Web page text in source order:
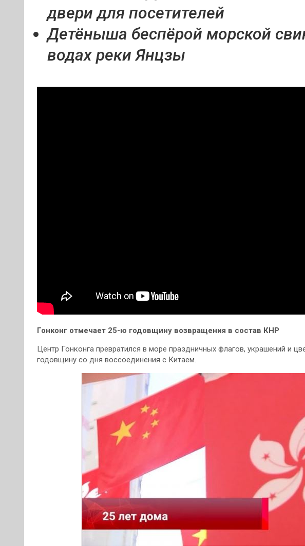
двери для посетителей
Детёныша беспёрой морской
водах реки Янцзы
Гонконг отмечает 25-ю годовщину возвращения в состав КНР
Центр Гонконга превратился в море праздничных флагов, украшений и
годовщину со дня воссоединения с Китаем.